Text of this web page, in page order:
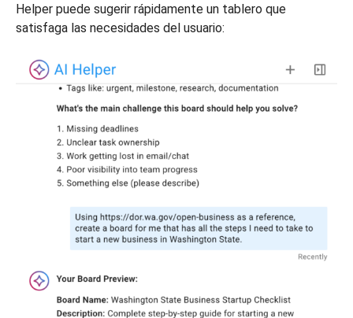
Helper puede sugerir rápidamente un tablero que
satisfaga las necesidades del usuario: